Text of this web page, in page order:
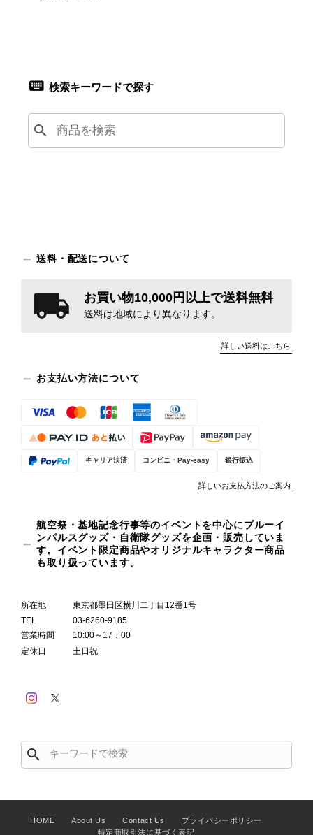
検索キーワードで探す
search
送料・配送について
お買い物10,000円以上で送料無料
送料は地域により異なります。
詳しい送料はこちら
お支払い方法について
キャリア決済 コンビニ・Pay-easy 銀行振込
詳しいお支払方法のご案内
航空祭・基地記念行事等のイベントを中心にブルーイ
ンパルスグッズ・自衛隊グッズを企画・販売していま
す。イベント限定商品やオリジナルキャラクター商品
も取り扱っています。
所在地
東京都墨田区横川二丁目12番1号
TEL
03-6260-9185
営業時間
10:00～17：00
定休日
土日祝
search
HOME About Us Contact Us
プライバシーポリシー
特定商取引法に基づく表記